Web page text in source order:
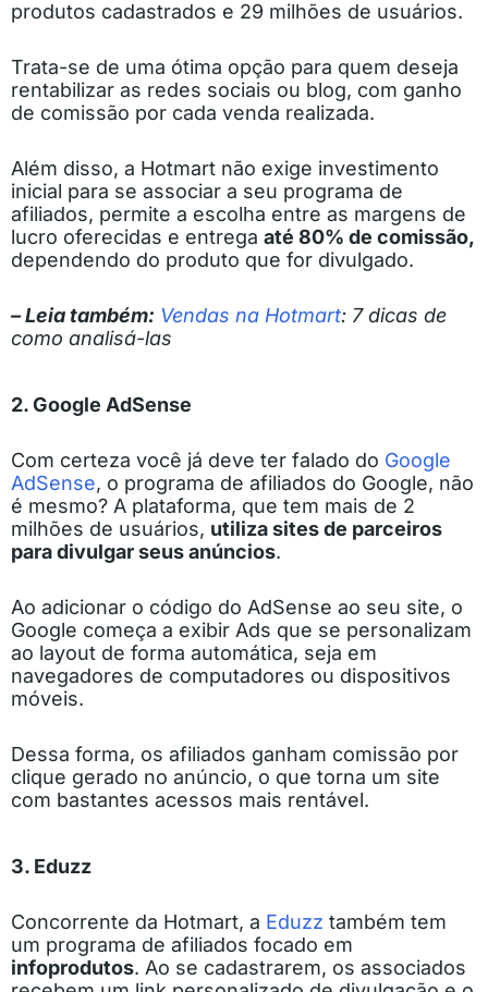
produtos cadastrados e 29 milhões de usuários.
Trata-se de uma ótima opção para quem deseja
rentabilizar as redes sociais ou blog, com ganho
de comissão por cada venda realizada.
Além disso, a Hotmart não exige investimento
inicial para se associar a seu programa de
afiliados, permite a escolha entre as margens de
lucro oferecidas e entrega até 80% de comissão,
dependendo do produto que for divulgado.
– Leia também: Vendas na Hotmart: 7 dicas de
como analisá-las
2. Google AdSense
Com certeza você já deve ter falado do Google
AdSense, o programa de afiliados do Google, não
é mesmo? A plataforma, que tem mais de 2
milhões de usuários, utiliza sites de parceiros
para divulgar seus anúncios.
Ao adicionar o código do AdSense ao seu site, o
Google começa a exibir Ads que se personalizam
ao layout de forma automática, seja em
navegadores de computadores ou dispositivos
móveis.
Dessa forma, os afiliados ganham comissão por
clique gerado no anúncio, o que torna um site
com bastantes acessos mais rentável.
3. Eduzz
Concorrente da Hotmart, a Eduzz também tem
um programa de afiliados focado em
infoprodutos. Ao se cadastrarem, os associados